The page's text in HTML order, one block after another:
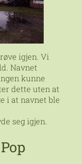
igjen. Vi
Navnet
kunne
dette uten at
i at navnet ble
seg igjen.